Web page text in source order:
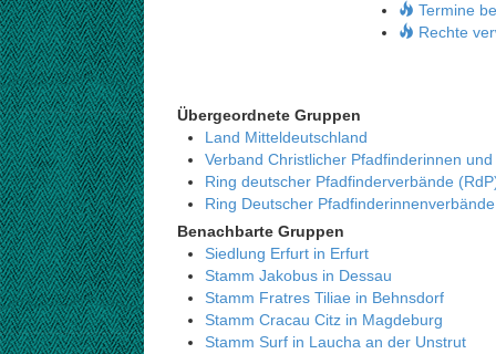
Termine
Rechte
Übergeordnete Gruppen
Land Mitteldeutschland
Verband Christlicher Pfadfinderinnen
Ring deutscher Pfadfinderverbände
Ring Deutscher
Benachbarte Gruppen
Siedlung Erfurt in Erfurt
Stamm Jakobus in Dessau
Stamm Fratres Tiliae in Behnsdorf
Stamm Cracau Citz in Magdeburg
Stamm Surf in Laucha an der Unstrut